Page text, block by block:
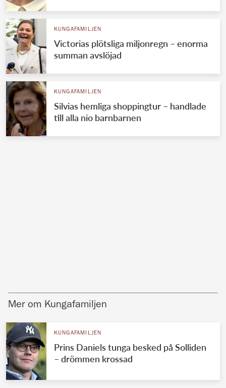
KUNGAFAMILJEN
Victorias plötsliga miljonregn – enorma
summan avslöjad
KUNGAFAMILJEN
Silvias hemliga shoppingtur – handlade
till alla nio barnbarnen
Mer om Kungafamiljen
KUNGAFAMILJEN
Prins Daniels tunga besked på Solliden
– drömmen krossad